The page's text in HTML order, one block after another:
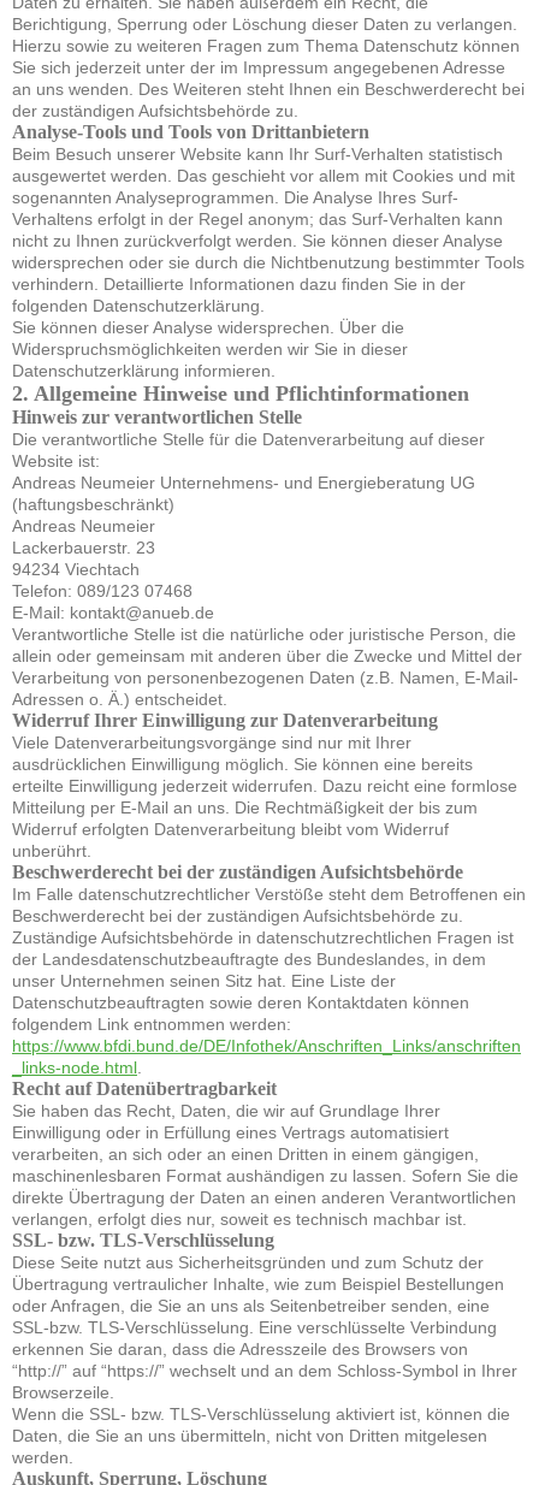
Berichtigung, Sperrung oder Löschung dieser Daten zu verlangen.
Hierzu sowie zu weiteren Fragen zum Thema Datenschutz können
Sie sich jederzeit unter der im Impressum angegebenen Adresse
an uns wenden. Des Weiteren steht Ihnen ein Beschwerderecht bei
der zuständigen Aufsichtsbehörde zu.
Analyse-Tools und Tools von Drittanbietern
Beim Besuch unserer Website kann Ihr Surf-Verhalten statistisch
ausgewertet werden. Das geschieht vor allem mit Cookies und mit
sogenannten Analyseprogrammen. Die Analyse Ihres Surf-
Verhaltens erfolgt in der Regel anonym; das Surf-Verhalten kann
nicht zu Ihnen zurückverfolgt werden. Sie können dieser Analyse
widersprechen oder sie durch die Nichtbenutzung bestimmter Tools
verhindern. Detaillierte Informationen dazu finden Sie in der
folgenden Datenschutzerklärung.
Sie können dieser Analyse widersprechen. Über die
Widerspruchsmöglichkeiten werden wir Sie in dieser
Datenschutzerklärung informieren.
2. Allgemeine Hinweise und Pflichtinformationen
Hinweis zur verantwortlichen Stelle
Die verantwortliche Stelle für die Datenverarbeitung auf dieser
Website ist:
Andreas Neumeier Unternehmens- und Energieberatung UG
(haftungsbeschränkt)
Andreas Neumeier
Lackerbauerstr. 23
94234 Viechtach
Telefon: 089/123 07468
E-Mail: kontakt@anueb.de
Verantwortliche Stelle ist die natürliche oder juristische Person, die
allein oder gemeinsam mit anderen über die Zwecke und Mittel der
Verarbeitung von personenbezogenen Daten (z.B. Namen, E-Mail-
Adressen o. Ä.) entscheidet.
Widerruf Ihrer Einwilligung zur Datenverarbeitung
Viele Datenverarbeitungsvorgänge sind nur mit Ihrer
ausdrücklichen Einwilligung möglich. Sie können eine bereits
erteilte Einwilligung jederzeit widerrufen. Dazu reicht eine formlose
Mitteilung per E-Mail an uns. Die Rechtmäßigkeit der bis zum
Widerruf erfolgten Datenverarbeitung bleibt vom Widerruf
unberührt.
Beschwerderecht bei der zuständigen Aufsichtsbehörde
Im Falle datenschutzrechtlicher Verstöße steht dem Betroffenen ein
Beschwerderecht bei der zuständigen Aufsichtsbehörde zu.
Zuständige Aufsichtsbehörde in datenschutzrechtlichen Fragen ist
der Landesdatenschutzbeauftragte des Bundeslandes, in dem
unser Unternehmen seinen Sitz hat. Eine Liste der
Datenschutzbeauftragten sowie deren Kontaktdaten können
folgendem Link entnommen werden:
https://www.bfdi.bund.de/DE/Infothek/Anschriften_Links/anschriften
_links-node.html
Recht auf Datenübertragbarkeit
Sie haben das Recht, Daten, die wir auf Grundlage Ihrer
Einwilligung oder in Erfüllung eines Vertrags automatisiert
verarbeiten, an sich oder an einen Dritten in einem gängigen,
maschinenlesbaren Format aushändigen zu lassen. Sofern Sie die
direkte Übertragung der Daten an einen anderen Verantwortlichen
verlangen, erfolgt dies nur, soweit es technisch machbar ist.
SSL- bzw. TLS-Verschlüsselung
Diese Seite nutzt aus Sicherheitsgründen und zum Schutz der
Übertragung vertraulicher Inhalte, wie zum Beispiel Bestellungen
oder Anfragen, die Sie an uns als Seitenbetreiber senden, eine
SSL-bzw. TLS-Verschlüsselung. Eine verschlüsselte Verbindung
erkennen Sie daran, dass die Adresszeile des Browsers von
“http://” auf “https://” wechselt und an dem Schloss-Symbol in Ihrer
Browserzeile.
Wenn die SSL- bzw. TLS-Verschlüsselung aktiviert ist, können die
Daten, die Sie an uns übermitteln, nicht von Dritten mitgelesen
werden.
Auskunft, Sperrung, Löschung